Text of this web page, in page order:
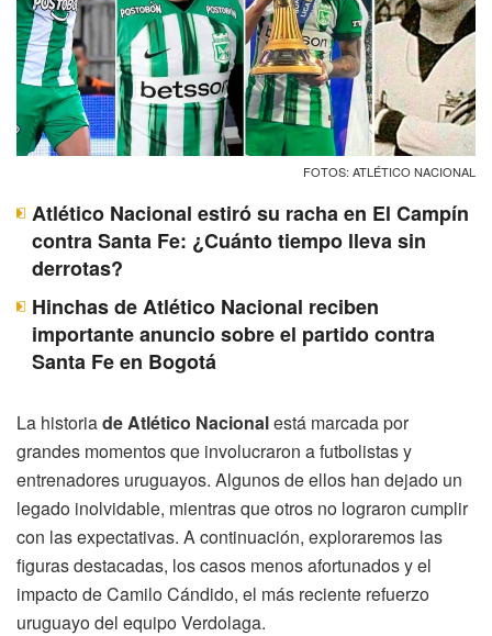
FOTOS: ATLÉTICO NACIONAL
Atlético Nacional estiró su racha en El Campín
contra Santa Fe: ¿Cuánto tiempo lleva sin
derrotas?
Hinchas de Atlético Nacional reciben
importante anuncio sobre el partido contra
Santa Fe en Bogotá
La historiade Atlético Nacionalestá marcada por
grandes momentos que involucraron a futbolistas y
entrenadores uruguayos. Algunos de ellos han dejado un
legado inolvidable, mientras que otros no lograron cumplir
con las expectativas. A continuación, exploraremos las
figuras destacadas, los casos menos afortunados y el
impacto de Camilo Cándido, el más reciente refuerzo
uruguayo del equipo Verdolaga.